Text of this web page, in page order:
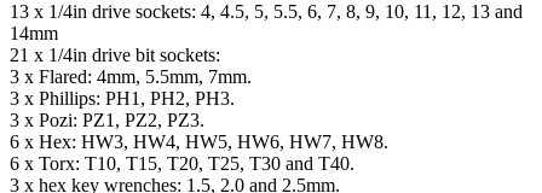
13 x 1/4in drive sockets: 4, 4.5, 5, 5.5, 6, 7, 8, 9, 10, 11, 12, 13 and
14mm
21 x 1/4in drive bit sockets:
3 x Flared: 4mm, 5.5mm, 7mm.
3 x Phillips: PH1, PH2, PH3.
3 x Pozi: PZ1, PZ2, PZ3.
6 x Hex: HW3, HW4, HW5, HW6, HW7, HW8.
6 x Torx: T10, T15, T20, T25, T30 and T40.
3 x hex key wrenches: 1.5, 2.0 and 2.5mm.